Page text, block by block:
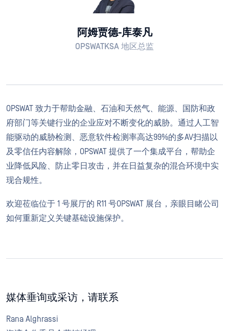
阿姆贾德-库泰凡
OPSWATKSA 地区总监
OPSWAT 致力于帮助金融、石油和天然气、能源、国防和政
府部门等关键行业的企业应对不断变化的威胁。通过人工智
能驱动的威胁检测、恶意软件检测率高达99%的多AV扫描以
及零信任内容解除，OPSWAT 提供了一个集成平台，帮助企
业降低风险、防止零日攻击，并在日益复杂的混合环境中实
现合规性。
欢迎莅临位于 1 号展厅的 R11 号OPSWAT 展台，亲眼目睹公司
如何重新定义关键基础设施保护。
媒体垂询或采访，请联系
Rana Alghrassi